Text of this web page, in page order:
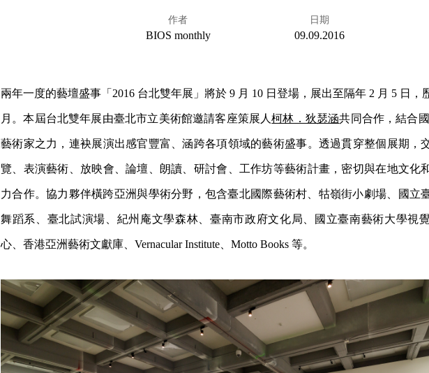
作者
BIOS monthly
日期
09.09.2016
兩年一度的藝壇盛事「2016 台北雙年展」將於 9 月 10 日登場， 展出至隔年 2 月 5 日，
月。本屆台北雙年展由臺北市立美術館邀請客座策展人柯林．狄瑟涵共同合作，結合
藝術家之力，連袂展演出感官豐富、涵跨各項領域的藝術盛事。 透過貫穿整個展期，
覽、表演藝術、放映會、論壇、 朗讀、研討會、工作坊等藝術計畫，密切與在地文化
力合作。協力夥伴橫跨亞洲與學術分野，包含臺北國際藝術村、牯嶺街小劇場、國立
舞蹈系、臺北試演場、紀州庵文學森林、 臺南市政府文化局、國立臺南藝術大學視
心、 香港亞洲藝術文獻庫、Vernacular Institute、Motto Books 等。